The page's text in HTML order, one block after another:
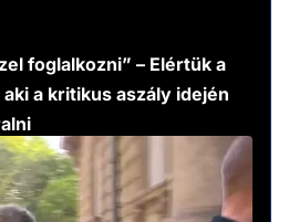
foglalkozni” – Elértük a
a kritikus aszály idején